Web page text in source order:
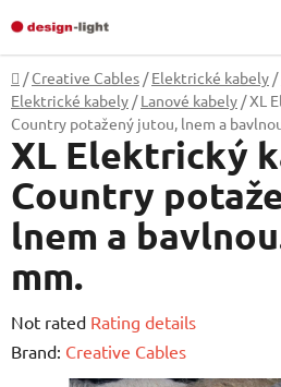
to
content
Home
/ Creative Cables / Elektrické kabely /
Elektrické kabely / Lanové kabely /XL
Country potažený jutou, lnem a
XL Elektrický
Country
lnem a
mm.
The
average
product
Not rated Rating details
Brand: Creative Cables